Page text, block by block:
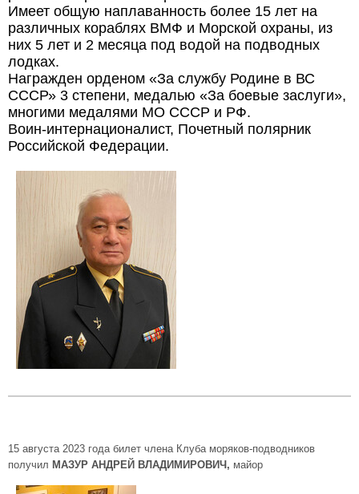
Имеет общую наплаванность более 15 лет на
различных кораблях ВМФ и Морской охраны, из
них 5 лет и 2 месяца под водой на подводных
лодках.
Награжден орденом «За службу Родине в ВС
СССР» 3 степени, медалью «За боевые заслуги»,
многими медалями МО СССР и РФ.
Воин-интернационалист, Почетный полярник
Российской Федерации.
15 августа 2023 года билет члена Клуба моряков-подводников
получил МАЗУР АНДРЕЙ ВЛАДИМИРОВИЧ, майор